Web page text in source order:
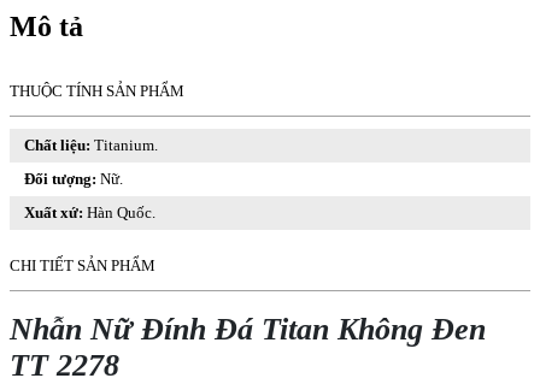
TT
2278
lượng
Mô tả
THUỘC TÍNH SẢN PHẨM
Chất liệu: Titanium.
Đối tượng: Nữ.
Xuất xứ: Hàn Quốc.
CHI TIẾT SẢN PHẨM
Nhẫn Nữ Đính Đá Titan Không Đen
TT 2278